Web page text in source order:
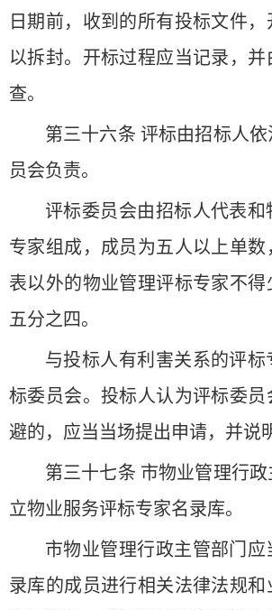
日期前，收到的所有投标文件
以拆封。开标过程应当记录，
查。
第三十六条 评标由招标人
员会负责。
评标委员会由招标人代表和
专家组成，成员为五人以上单
表以外的物业管理评标专家不得
五分之四。
与投标人有利害关系的评
标委员会。投标人认为评标委员
避的，应当当场提出申请，并说
第三十七条 市物业管理行
立物业服务评标专家名录库。
市物业管理行政主管部门应
录库的成员进行相关法律法规和